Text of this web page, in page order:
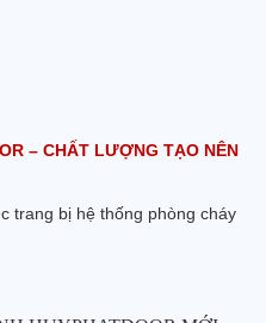
– CHẤT LƯỢNG TẠO NÊN
trang bị hệ thống phòng cháy